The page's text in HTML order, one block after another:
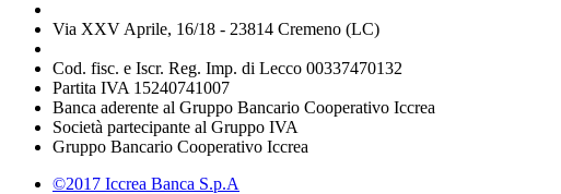
Via XXV Aprile, 16/18 - 23814 Cremeno (LC)
Cod. fisc. e Iscr. Reg. Imp. di Lecco 00337470132
Partita IVA 15240741007
Banca aderente al Gruppo Bancario Cooperativo Iccrea
Società partecipante al Gruppo IVA
Gruppo Bancario Cooperativo Iccrea
©2017 Iccrea Banca S.p.A